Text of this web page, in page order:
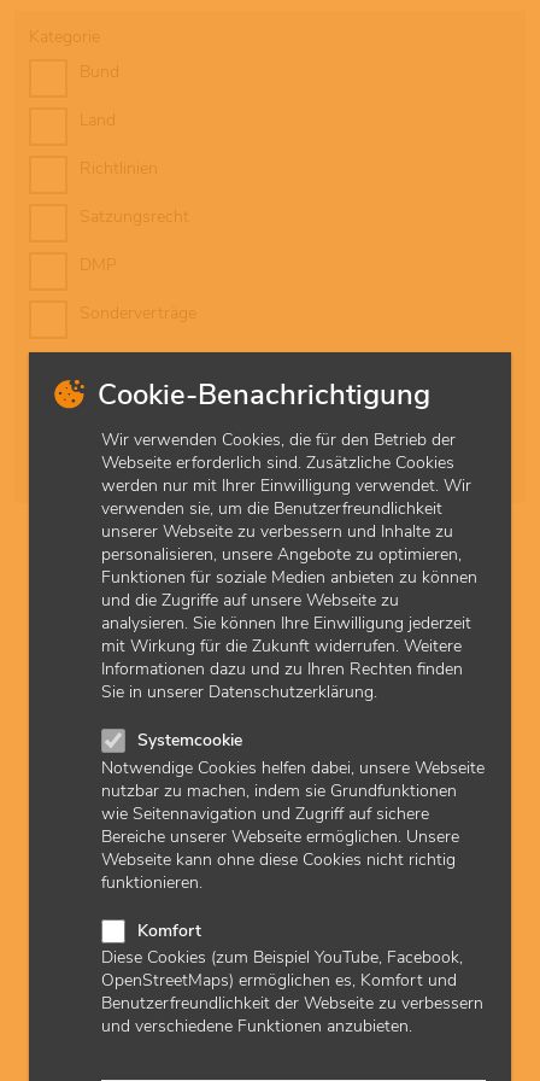
Cookie-Benachrichtigung
Wir verwenden Cookies, die für den Betrieb der
Webseite erforderlich sind. Zusätzliche Cookies
werden nur mit Ihrer Einwilligung verwendet. Wir
verwenden sie, um die Benutzerfreundlichkeit
unserer Webseite zu verbessern und Inhalte zu
personalisieren, unsere Angebote zu optimieren,
Funktionen für soziale Medien anbieten zu können
und die Zugriffe auf unsere Webseite zu
analysieren. Sie können Ihre Einwilligung jederzeit
mit Wirkung für die Zukunft widerrufen. Weitere
Informationen dazu und zu Ihren Rechten finden
Sie in unserer Datenschutzerklärung.
Systemcookie
Notwendige Cookies helfen dabei, unsere Webseite
nutzbar zu machen, indem sie Grundfunktionen
wie Seitennavigation und Zugriff auf sichere
Bereiche unserer Webseite ermöglichen. Unsere
Webseite kann ohne diese Cookies nicht richtig
funktionieren.
Komfort
Diese Cookies (zum Beispiel YouTube, Facebook,
OpenStreetMaps) ermöglichen es, Komfort und
Benutzerfreundlichkeit der Webseite zu verbessern
und verschiedene Funktionen anzubieten.
Kategorie
Bund
Land
Richtlinien
Satzungsrecht
DMP
Sonderverträge
Alle
A B C D E F G H I J K
P Q R S T U V W X Y
Recht Land Richtlinien
Förderung
Vertrag Recht
Früherkennung bei Kindern und
Jugendlichen
Sonderverträge Land
Frühgeburten
Sonderverträge
Frühzeitige Diagnostik und Behandlung von
Begleiterkrankungen bei Diabetes mellitus